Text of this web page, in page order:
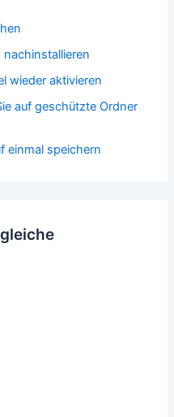
wieder aktivieren
auf geschützte Ordner
einmal speichern